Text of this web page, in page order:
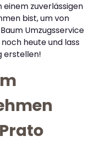
einem zuverlässigen
bist, um von
Umzugsservice
heute und lass
erstellen!